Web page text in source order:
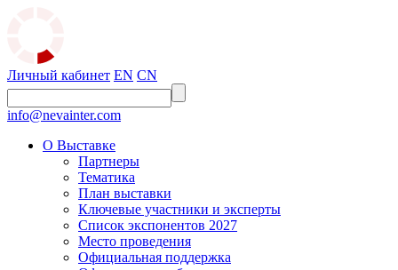
Личный кабинет EN CN
info@nevainter.com
О Выставке
Партнеры
Тематика
План выставки
Ключевые участники и эксперты
Список экспонентов 2027
Место проведения
Официальная поддержка